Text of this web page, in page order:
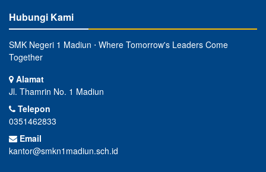
Hubungi Kami
SMK Negeri 1 Madiun ⋅ Where Tomorrow's Leaders Come
Together
Alamat
Jl. Thamrin No. 1 Madiun
Telepon
0351462833
Email
kantor@smkn1madiun.sch.id